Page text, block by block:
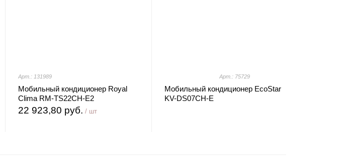
Арт.: 131989
Мобильный кондиционер Royal
Clima RM-TS22CH-E2
22 923,80 руб. / шт
Арт.: 75729
Мобильный кондиционер EcoStar
KV-DS07CH-E